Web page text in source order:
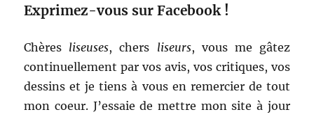
Exprimez-vous sur Facebook !
Chères liseuses, chers liseurs, vous me gâtez
continuellement par vos avis, vos critiques, vos
dessins et je tiens à vous en remercier de tout
mon coeur. J’essaie de mettre mon site à jour